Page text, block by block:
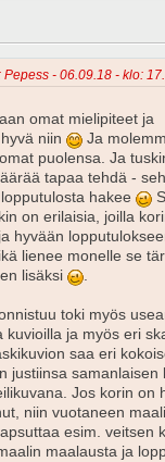
- 06.09.18 - klo:
omat mielipiteet ja
niin
Ja
puolensa. Ja
tapaa tehdä -
hakee
on erilaisia, joilla
hyvään
lienee monelle se
lisäksi
.
toki myös
kuvioilla ja myös eri
saa eri
justiinsa samanlaisen
Jos korin on
niin vuotaneen
esim. veitsen
maalausta ja